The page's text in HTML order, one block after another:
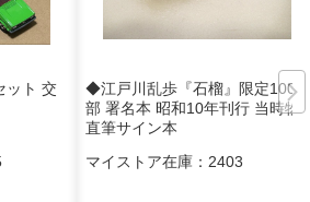
ット 交
◆江戸川乱歩『石榴』限定1000
部 署名本 昭和10年刊行 当時物
直筆サイン本
マイストア在庫： 2403